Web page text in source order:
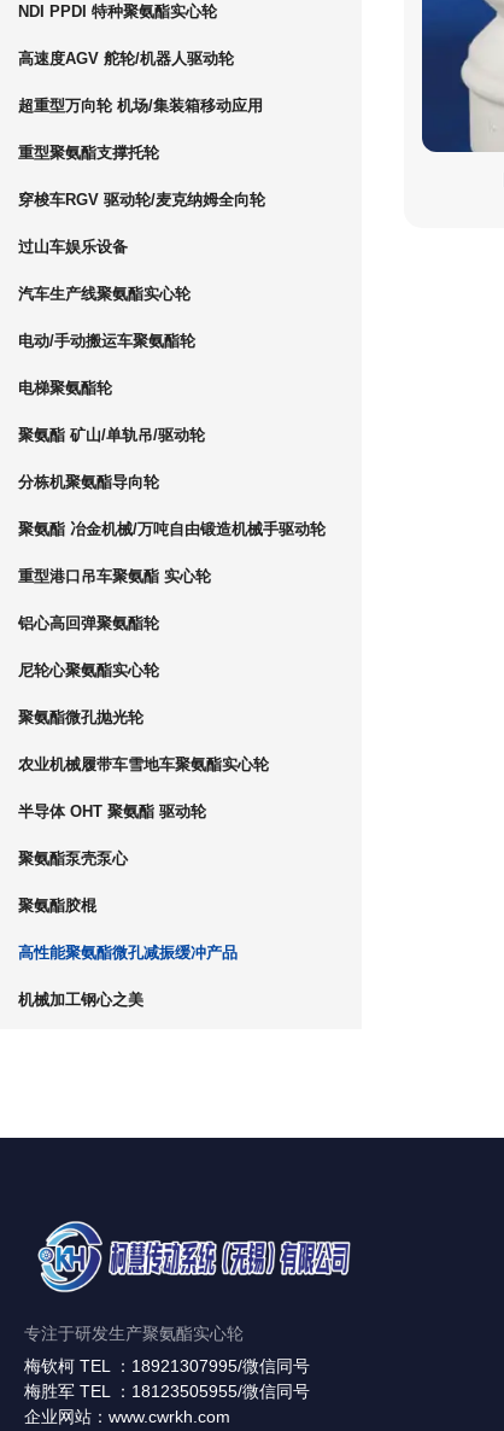
NDI PPDI 特种聚氨酯实心轮
高速度AGV 舵轮/机器人驱动轮
超重型万向轮 机场/集装箱移动应用
重型聚氨酯支撑托轮
穿梭车RGV 驱动轮/麦克纳姆全向轮
过山车娱乐设备
汽车生产线聚氨酯实心轮
电动/手动搬运车聚氨酯轮
电梯聚氨酯轮
聚氨酯 矿山/单轨吊/驱动轮
分栋机聚氨酯导向轮
聚氨酯 冶金机械/万吨自由锻造机械手驱动轮
重型港口吊车聚氨酯 实心轮
铝心高回弹聚氨酯轮
尼轮心聚氨酯实心轮
聚氨酯微孔抛光轮
农业机械履带车雪地车聚氨酯实心轮
半导体 OHT 聚氨酯 驱动轮
聚氨酯泵壳泵心
聚氨酯胶棍
高性能聚氨酯微孔减振缓冲产品
机械加工钢心之美
专注于研发生产聚氨酯实心轮
梅钦柯 TEL ：18921307995/微信同号
梅胜军 TEL ：18123505955/微信同号
企业网站：www.cwrkh.com